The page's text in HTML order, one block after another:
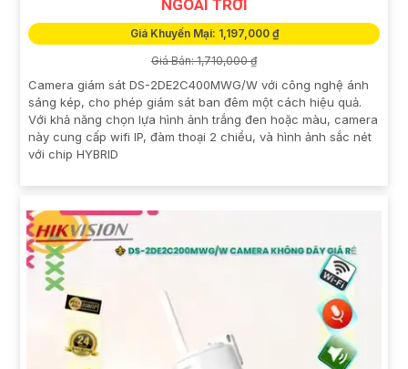
NGOÀI TRỜI
Giá Khuyến Mại: 1,197,000 ₫
Giá Bán: 1,710,000 ₫
Camera giám sát DS-2DE2C400MWG/W với công nghệ ánh
sáng kép, cho phép giám sát ban đêm một cách hiệu quả.
Với khả năng chọn lựa hình ảnh trắng đen hoặc màu, camera
này cung cấp wifi IP, đàm thoại 2 chiều, và hình ảnh sắc nét
với chip HYBRID